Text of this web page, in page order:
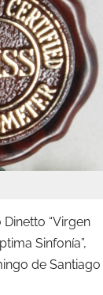
“Virgen
Sinfonía”,
de Santiago